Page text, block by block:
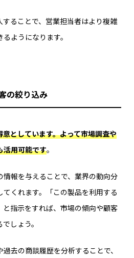
ることで、営業担当者はより複雑
ようになります。
の絞り込み
としています。よって市場調査や
活用可能です。
報を与えることで、業界の動向分
くれます。「この製品を利用する
指示をすれば、市場の傾向や顧客
しょう。
去の商談履歴を分析することで、